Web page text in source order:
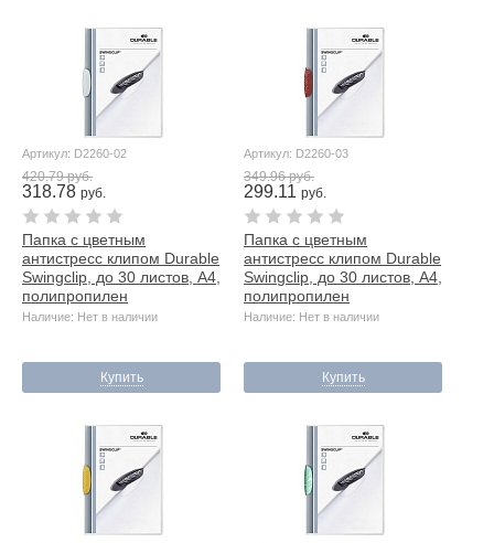
Артикул: D2260-02
420.79 руб.
318.78 руб.
Папка с цветным
антистресс клипом Durable
Swingclip, до 30 листов, А4,
полипропилен
Наличие: Нет в наличии
Купить
Артикул: D2260-03
349.96 руб.
299.11руб.
Папка с цветным
антистресс клипом Durable
Swingclip, до 30 листов, А4,
полипропилен
Наличие: Нет в наличии
Купить